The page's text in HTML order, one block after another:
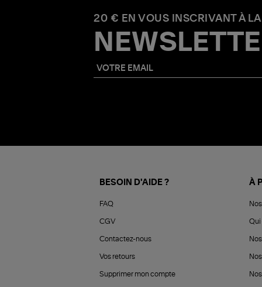
20 € EN VOUS INSCRIVANT À LA
BESOIN D'AIDE ?
FAQ
CGV
Contactez-nous
Vos retours
Supprimer mon compte
À
Qui